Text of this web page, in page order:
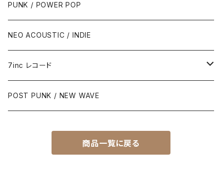
PUNK / POWER POP
NEO ACOUSTIC / INDIE
7inc レコード
PUNK / 2TONE
SKA / ROCK STEADY / REGGAE
POST PUNK / NEW WAVE
商品一覧に戻る